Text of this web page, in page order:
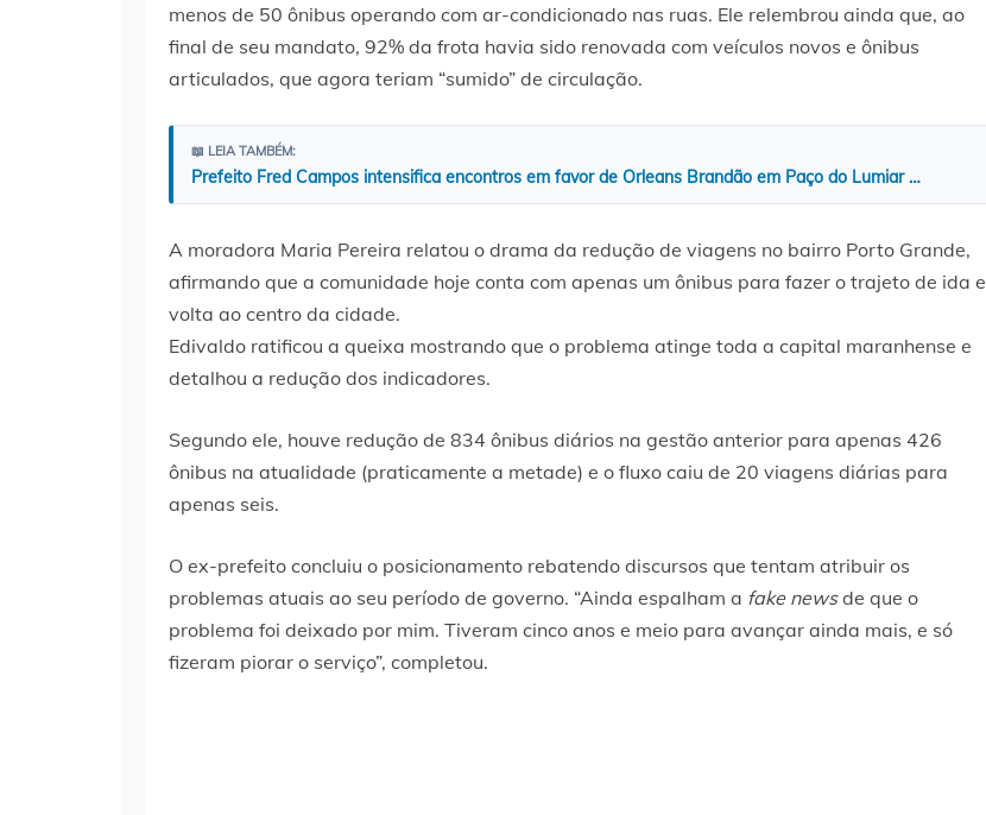
menos de 50 ônibus operando com ar-condicionado nas ruas. Ele relembrou ainda que, ao
final de seu mandato, 92% da frota havia sido renovada com veículos novos e ônibus
articulados, que agora teriam “sumido” de circulação.
📖 LEIA TAMBÉM:
Prefeito Fred Campos intensifica encontros em favor de Orleans Brandão em Paço do Lumiar …
A moradora Maria Pereira relatou o drama da redução de viagens no bairro Porto Grande,
afirmando que a comunidade hoje conta com apenas um ônibus para fazer o trajeto de ida e
volta ao centro da cidade.
Edivaldo ratificou a queixa mostrando que o problema atinge toda a capital maranhense e
detalhou a redução dos indicadores.
Segundo ele, houve redução de 834 ônibus diários na gestão anterior para apenas 426
ônibus na atualidade (praticamente a metade) e o fluxo caiu de 20 viagens diárias para
apenas seis.
O ex-prefeito concluiu o posicionamento rebatendo discursos que tentam atribuir os
problemas atuais ao seu período de governo. “Ainda espalham a fake newsde que o
problema foi deixado por mim. Tiveram cinco anos e meio para avançar ainda mais, e só
fizeram piorar o serviço”, completou.